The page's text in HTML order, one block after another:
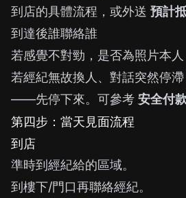
到店的具體流程，或外送 預計
到達後誰聯絡誰
若感覺不對勁，是否為照片本人
若經紀無故換人、對話突然停
——先停下來。可參考 安全付
第四步：當天見面流程
到店
準時到經紀給的區域。
到樓下/門口再聯絡經紀。